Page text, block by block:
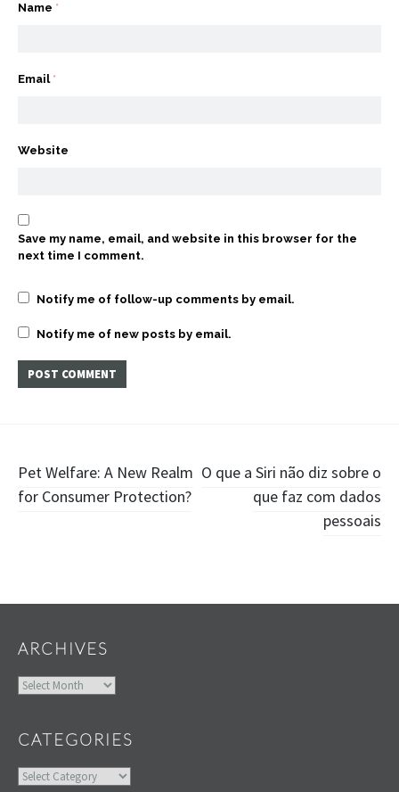
Name *
Email *
Website
Save my name, email, and website in this browser for the
next time I comment.
Notify me of follow-up comments by email.
Notify me of new posts by email.
Post
navigation
Pet Welfare: A New Realm
for Consumer Protection?
O que a Siri não diz sobre o
que faz com dados
pessoais
ARCHIVES
Archives
CATEGORIES
Categories